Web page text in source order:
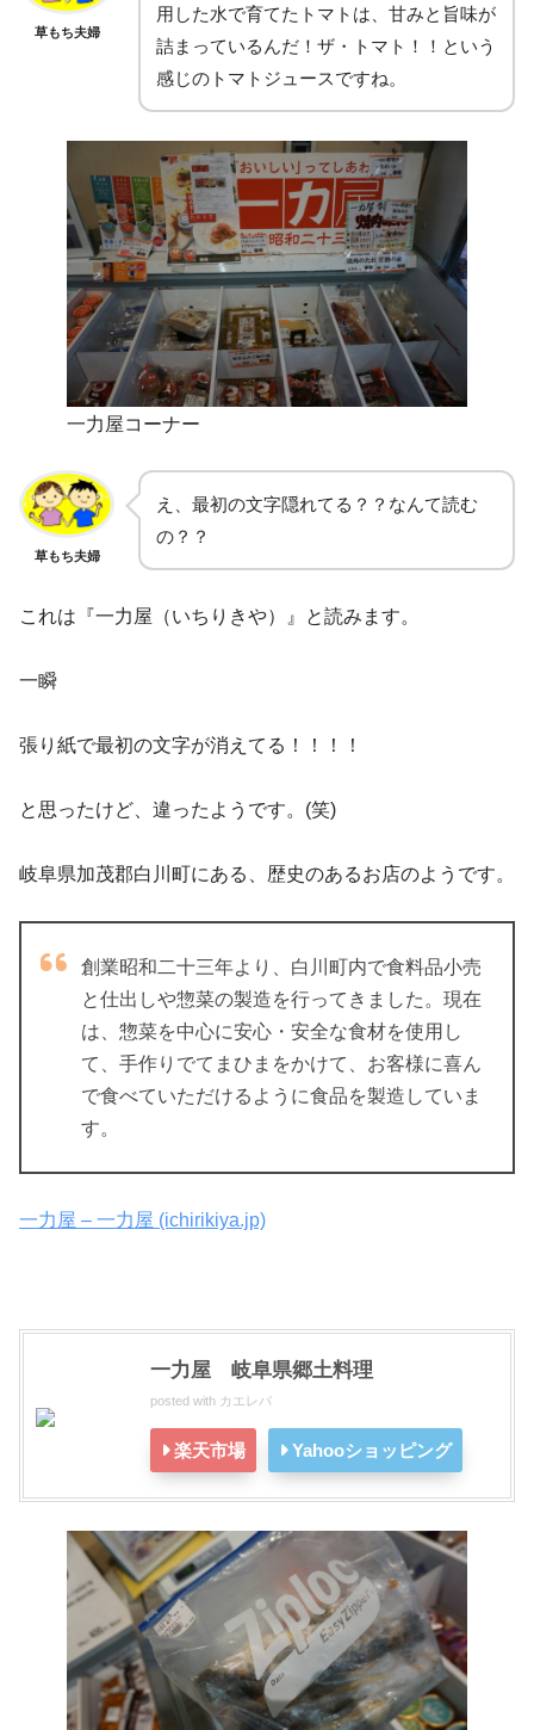
草もち夫婦
用した水で育てたトマトは、甘みと旨味が
詰まっているんだ！ザ・トマト！！という
感じのトマトジュースですね。
一力屋コーナー
草もち夫婦
え、最初の文字隠れてる？？なんて読む
の？？
これは『一力屋（いちりきや）』と読みます。
一瞬
張り紙で最初の文字が消えてる！！！！
と思ったけど、違ったようです。(笑)
岐阜県加茂郡白川町にある、歴史のあるお店のようです。
創業昭和二十三年より、白川町内で食料品小売
と仕出しや惣菜の製造を行ってきました。現在
は、惣菜を中心に安心・安全な食材を使用し
て、手作りでてまひまをかけて、お客様に喜ん
で食べていただけるように食品を製造していま
す。
一力屋 – 一力屋 (ichirikiya.jp)
一力屋 岐阜県郷土料理
posted with カエレバ
楽天市場 Yahooショッピング